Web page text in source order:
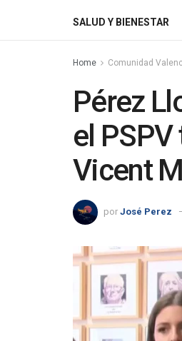
SALUD Y BIENESTAR
Home Comunidad
Pérez
el
Vicent
por José Perez